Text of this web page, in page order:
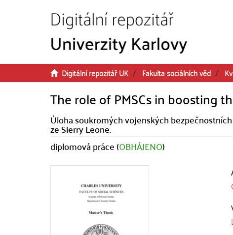
Digitální repozitář UK Fakulta sociálních věd
The role of PMSCs in boosting
Úloha soukromých vojenských
ze Sierry Leone.
diplomová práce (OBHÁJENO)